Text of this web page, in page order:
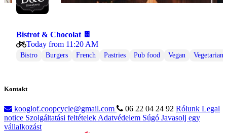
Bistrot & Chocolat 🍫
Today from 11:20 AM
Bistro Burgers French Pastries Pub food Vegan Vegetarian
Kontakt
kooglof.coopcycle@gmail.com 06 22 04 24 92 Rólunk Legal
notice Szolgáltatási feltételek Adatvédelem Súgó Javasolj egy
vállalkozást